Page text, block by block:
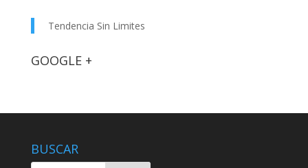
Tendencia Sin Limites
GOOGLE +
BUSCAR